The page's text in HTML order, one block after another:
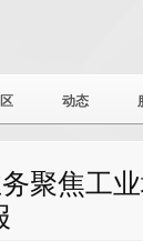
动态
聚焦工